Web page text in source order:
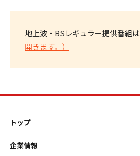
地上波・BSレギュラー提供番組は
開きます。）
トップ
企業情報